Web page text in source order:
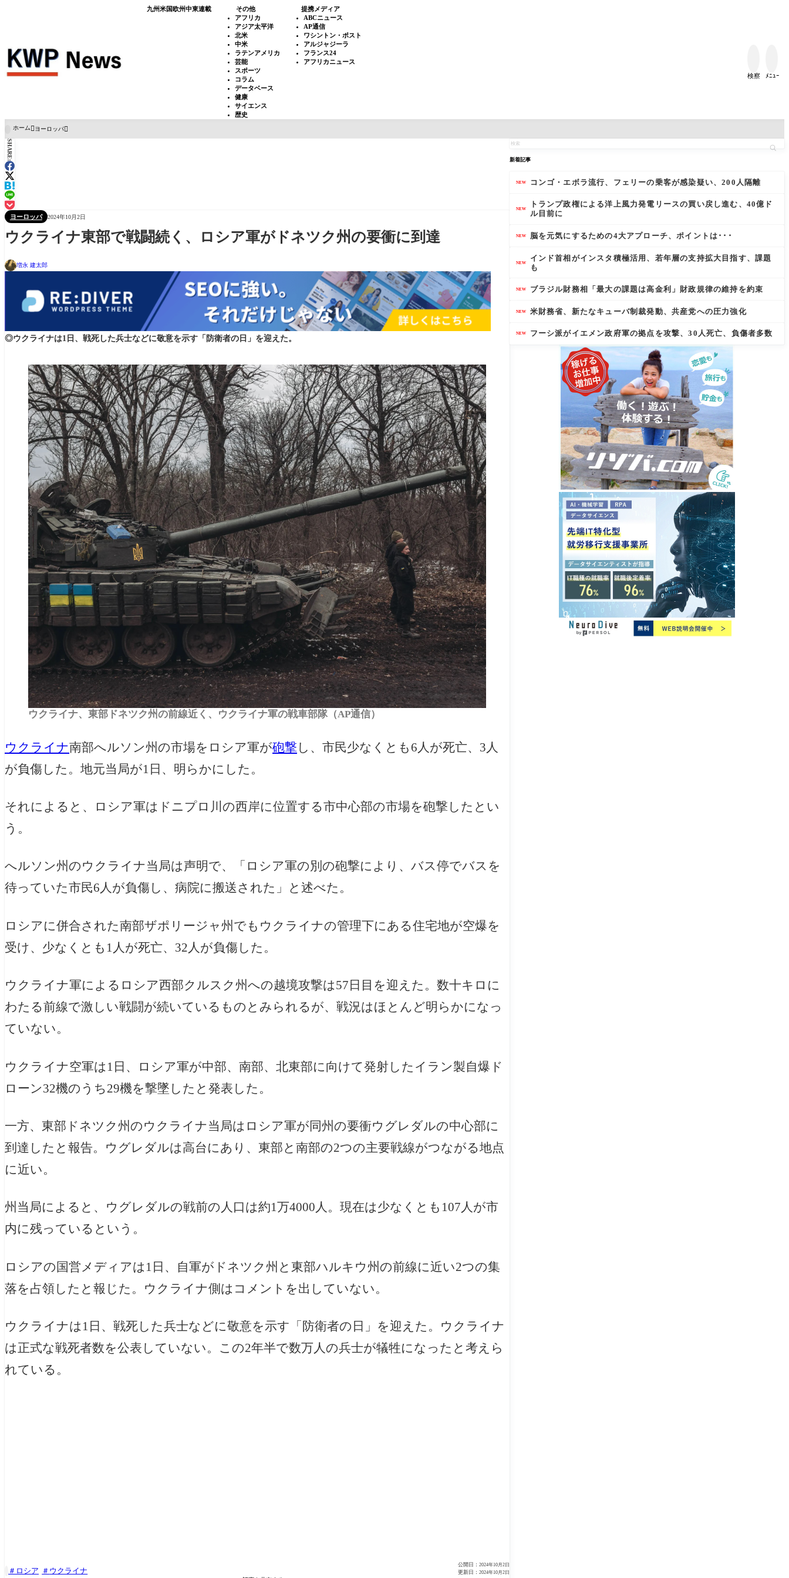
九州米国欧州中東連載
その他
アフリカ
アジア太平洋
北米
中米
ラテンアメリカ
芸能
スポーツ
コラム
データベース
健康
サイエンス
歴史
提携メディア
ABCニュース
AP通信
ワシントン・ポスト
アルジャジーラ
フランス24
アフリカニュース
検察 ﾒﾆｭｰ
ホーム ヨーロッパ
SHARE:
ヨーロッパ 2024年10月2日
ウクライナ東部で戦闘続く、ロシア軍がドネツク州の要衝に到達
増永 建太郎
◎ウクライナは1日、戦死した兵士などに敬意を示す「防衛者の日」を迎えた。
ウクライナ、東部ドネツク州の前線近く、ウクライナ軍の戦車部隊（AP通信）
ウクライナ南部へルソン州の市場をロシア軍が砲撃 し、市民少なくとも6人が死亡、3人
が負傷した。地元当局が1日、明らかにした。
それによると、ロシア軍はドニプロ川の西岸に位置する市中心部の市場を砲撃したとい
う。
へルソン州のウクライナ当局は声明で、「ロシア軍の別の砲撃により、バス停でバスを
待っていた市民6人が負傷し、病院に搬送された」と述べた。
ロシアに併合された南部ザポリージャ州でもウクライナの管理下にある住宅地が空爆を
受け、少なくとも1人が死亡、32人が負傷した。
ウクライナ軍によるロシア西部クルスク州への越境攻撃は57日目を迎えた。数十キロに
わたる前線で激しい戦闘が続いているものとみられるが、戦況はほとんど明らかになっ
ていない。
ウクライナ空軍は1日、ロシア軍が中部、南部、北東部に向けて発射したイラン製自爆ド
ローン32機のうち29機を撃墜したと発表した。
一方、 東部ドネツク州のウクライナ当局はロシア軍が同 州の要衝ウグレダルの中心部に
到達したと報告。ウグレダルは高台にあり、東部と南部の2つの主要戦線がつながる地点
に近い。
州当局によると、 ウグレダルの戦前の人口は約1万4000人。現在は少なくとも107人が市
内に残っているという。
ロシアの国営メディアは1日、自軍がドネツク州と東部ハルキウ州の前線に近い2つの集
落を占領したと報じた。ウクライナ側はコメントを出していない。
ウクライナは1日、戦死した兵士などに敬意を示す「防衛者の日」を迎えた。ウクライナ
は正式な戦死者数を公表していない。この2年半で数万人の兵士が犠牲になったと考えら
れている。
ロシア ウクライナ
公開日： 2024年10月2日
更新日： 2024年10月2日
新着記事
NEW コンゴ・エボラ流行、フェリーの乗客が感染疑い、200人隔離
NEW
トランプ政権による洋上風力発電リースの買い戻し進む、40億ド
ル目前に
NEW 脳を元気にするための4大アプローチ、ポイントは･･･
NEW
インド首相がインスタ積極活用、若年層の支持拡大目指す、課題
も
NEW ブラジル財務相「最大の課題は高金利」財政規律の維持を約束
NEW 米財務省、新たなキューバ制裁発動、共産党への圧力強化
NEW フーシ派がイエメン政府軍の拠点を攻撃、30人死亡、負傷者多数